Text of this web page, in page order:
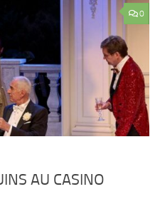
0
AU CASINO